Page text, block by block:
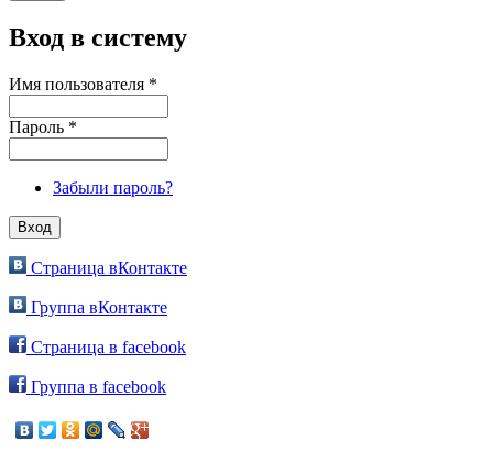
Вход в систему
Имя пользователя *
Пароль *
Забыли пароль?
Страница вКонтакте
Группа вКонтакте
Страница в facebook
Группа в facebook